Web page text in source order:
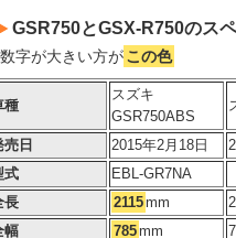
GSR750とGSX-R750のス
字が大きい方がこの色
種
スズキ
GSR750ABS
売日 2015年2月18日
式
EBL-GR7NA
長
2115mm
幅
785mm